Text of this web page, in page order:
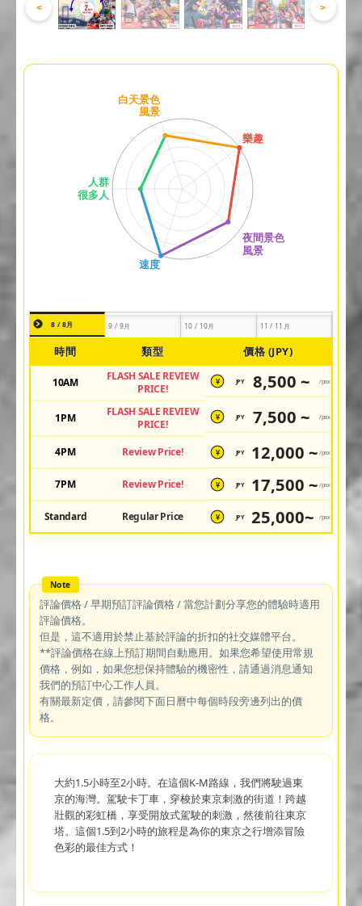
< >
8 / 8月 9 / 9月 10 / 10月 11 / 11月
時間 類型 價格 (JPY)
10AM
FLASH SALE REVIEW
PRICE!
¥ JPY 8,500 ~ /pax
1PM
FLASH SALE REVIEW
PRICE!
¥ JPY 7,500 ~ /pax
4PM Review Price! ¥ JPY 12,000 ~ /pax
7PM Review Price! ¥ JPY 17,500 ~ /pax
Standard Regular Price ¥ JPY 25,000~ /pax
評論價格 / 早期預訂評論價格 / 當您計劃分享您的體驗時適用
評論價格。
但是，這不適用於禁止基於評論的折扣的社交媒體平台。
**評論價格在線上預訂期間自動應用。如果您希望使用常規
價格，例如，如果您想保持體驗的機密性，請通過消息通知
我們的預訂中心工作人員。
有關最新定價，請參閱下面日曆中每個時段旁邊列出的價
格。
大約1.5小時至2小時。在這個K-M路線，我們將駛過東
京的海灣。駕駛卡丁車，穿梭於東京刺激的街道！跨越
壯觀的彩虹橋，享受開放式駕駛的刺激，然後前往東京
塔。這個1.5到2小時的旅程是為你的東京之行增添冒險
色彩的最佳方式！